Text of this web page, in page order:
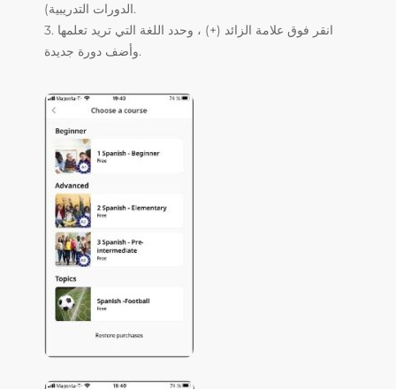
الدورات التدريبية).
3. انقر فوق علامة الزائد (+) ، وحدد اللغة التي تريد تعلمها
وأضف دورة جديدة.